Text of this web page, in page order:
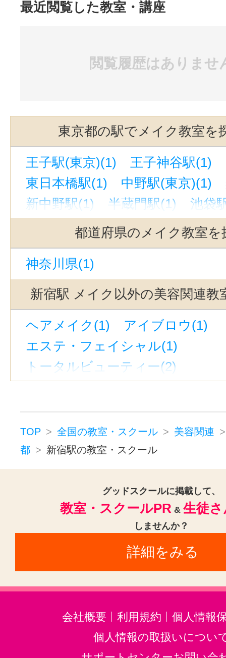
最近閲覧した教室・講座
閲覧履歴はありませ
東京都の駅でメイク教室を
王子駅(東京)(1)
王子神谷駅(1)
東日本橋駅(1)
中野駅(東京)(1)
新中野駅(1)
半蔵門駅(1)
池袋
都道府県のメイク教室を
神奈川県(1)
新宿駅 メイク以外の美容関連教
ヘアメイク(1)
アイブロウ(1)
エステ・フェイシャル(1)
トータルビューティー(2)
ブラジリアンワックス(1)
美容
脱毛(1)
TOP 全国の教室・スクール
美容関連
都
新宿駅の教室・スクール
グッドスクールに掲載して、
教室・スクールPR & 生徒
しませんか？
詳細をみる
会社概要 利用規約
個人情報
個人情報の取扱いについ